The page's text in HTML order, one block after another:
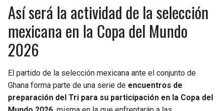
Así será la actividad de la selección
mexicana en la Copa del Mundo
2026
El partido de la selección mexicana ante el conjunto de
Ghana forma parte de una serie de encuentros de
preparación del Tri para su participación en la Copa del